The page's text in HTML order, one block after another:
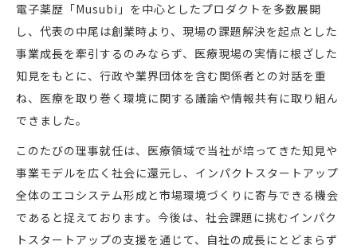
電子薬歴「Musubi」を中心としたプロダクトを多数展開
し、代表の中尾は創業時より、現場の課題解決を起点とした
事業成長を牽引するのみならず、医療現場の実情に根ざした
知見をもとに、行政や業界団体を含む関係者との対話を重
ね、医療を取り巻く環境に関する議論や情報共有に取り組ん
できました。
このたびの理事就任は、医療領域で当社が培ってきた知見や
事業モデルを広く社会に還元し、インパクトスタートアップ
全体のエコシステム形成と市場環境づくりに寄与できる機会
であると捉えております。今後は、社会課題に挑むインパク
トスタートアップの支援を通じて、自社の成長にとどまらず